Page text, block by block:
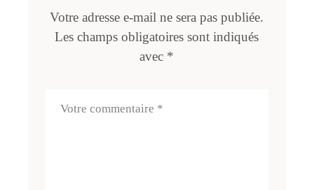
Votre adresse e-mail ne sera pas publiée.
Les champs obligatoires sont indiqués
avec *